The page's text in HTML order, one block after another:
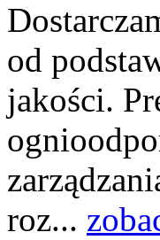
od
jakości.
roz...